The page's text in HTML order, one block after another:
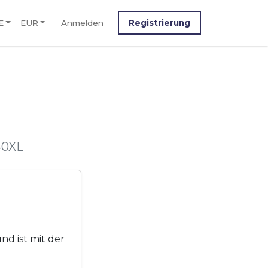
EUR Anmelden Registrierung
ist mit der